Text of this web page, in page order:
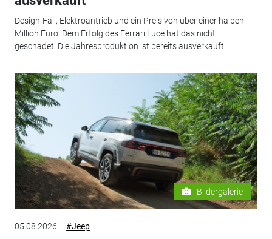
Design-Fail, Elektroantrieb und ein Preis von über einer halben
Million Euro: Dem Erfolg des Ferrari Luce hat das nicht
geschadet. Die Jahresproduktion ist bereits ausverkauft.
Bildergalerie
05.08.2026 #Jeep